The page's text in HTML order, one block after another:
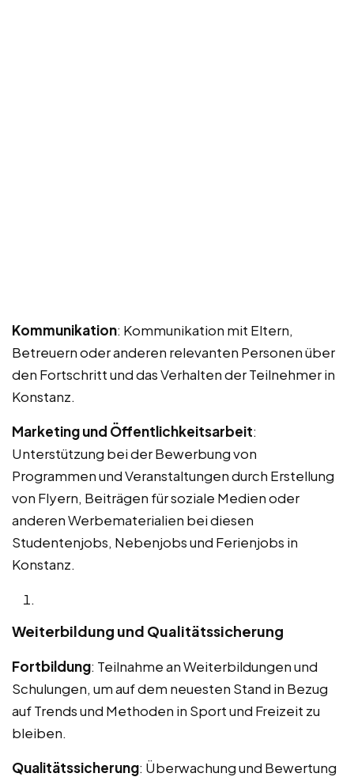
Kommunikation: Kommunikation mit Eltern,
Betreuern oder anderen relevanten Personen über
den Fortschritt und das Verhalten der Teilnehmer in
Konstanz.
Marketing und Öffentlichkeitsarbeit:
Unterstützung bei der Bewerbung von
Programmen und Veranstaltungen durch Erstellung
von Flyern, Beiträgen für soziale Medien oder
anderen Werbematerialien bei diesen
Studentenjobs, Nebenjobs und Ferienjobs in
Konstanz.
Weiterbildung und Qualitätssicherung
Fortbildung: Teilnahme an Weiterbildungen und
Schulungen, um auf dem neuesten Stand in Bezug
auf Trends und Methoden in Sport und Freizeit zu
bleiben.
Qualitätssicherung: Überwachung und Bewertung